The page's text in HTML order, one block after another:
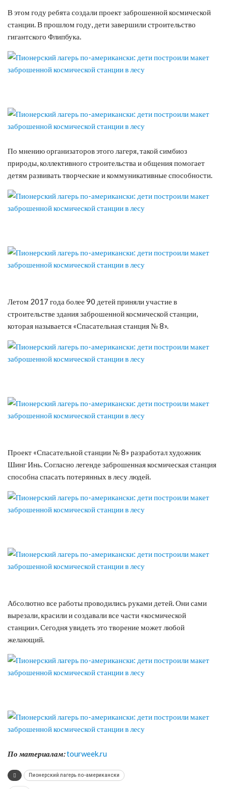
В этом году ребята создали проект заброшенной космической
станции. В прошлом году, дети завершили строительство
гигантского Флипбука.
По мнению организаторов этого лагеря, такой симбиоз
природы, коллективного строительства и общения помогает
детям развивать творческие и коммуникативные способности.
Летом 2017 года более 90 детей приняли участие в
строительстве здания заброшенной космической станции,
которая называется «Спасательная станция № 8».
Проект «Спасательной станции № 8» разработал художник
Шинг Инь. Согласно легенде заброшенная космическая станция
способна спасать потерянных в лесу людей.
Абсолютно все работы проводились руками детей. Они сами
вырезали, красили и создавали все части «космической
станции». Сегодня увидеть это творение может любой
желающий.
По материалам:tourweek.ru
Пионерский лагерь по-американски